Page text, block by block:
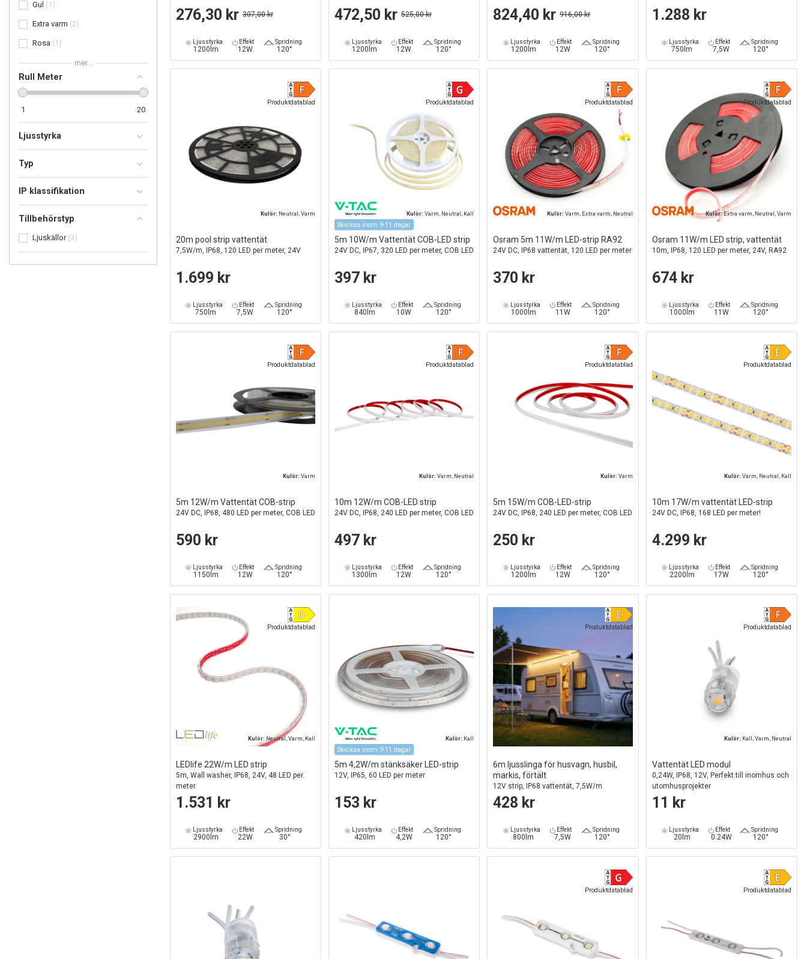
276,30 kr307,00 kr
Ljusstyrka
1200lm
Effekt
12W
Spridning
120°
472,50 kr525,00 kr
Ljusstyrka
1200lm
Effekt
12W
Spridning
120°
824,40 kr916,00 kr
Ljusstyrka
1200lm
Effekt
12W
Spridning
120°
1.288 kr
Ljusstyrka
750lm
Effekt
7,5W
Spridning
120°
Produktdatablad
Kulör: Neutral, Varm
20m pool strip vattentät
7,5W/m, IP68, 120 LED per meter, 24V
1.699 kr
Ljusstyrka
750lm
Effekt
7,5W
Spridning
120°
Produktdatablad
Kulör:Varm, Neutral, Kall
Skickas inom 9-11 dagar
5m 10W/m Vattentät COB-LED strip
24V DC, IP67, 320 LED per meter, COB LED
397 kr
Ljusstyrka
840lm
Effekt
10W
Spridning
120°
Produktdatablad
Kulör: Varm, Extra varm, Neutral
Osram 5m 11W/m LED-strip RA92
24V DC, IP68 vattentät, 120 LED per meter
370 kr
Ljusstyrka
1000lm
Effekt
11W
Spridning
120°
Produktdatablad
Kulör:Extra varm, Neutral, Varm
Osram 11W/m LED strip, vattentät
10m, IP68, 120 LED per meter, 24V, RA92
674 kr
Ljusstyrka
1000lm
Effekt
11W
Spridning
120°
Produktdatablad
Kulör:Varm
5m 12W/m Vattentät COB-strip
24V DC, IP68, 480 LED per meter, COB LED
590 kr
Ljusstyrka
1150lm
Effekt
12W
Spridning
120°
Produktdatablad
Kulör:Varm, Neutral
10m 12W/m COB-LED strip
24V DC, IP68, 240 LED per meter, COB LED
497 kr
Ljusstyrka
1300lm
Effekt
12W
Spridning
120°
Produktdatablad
Kulör: Varm
5m 15W/m COB-LED-strip
24V DC, IP68, 240 LED per meter, COB LED
250 kr
Ljusstyrka
1200lm
Effekt
12W
Spridning
120°
Produktdatablad
Kulör: Varm, Neutral, Kall
10m 17W/m vattentät LED-strip
24V DC, IP68, 168 LED per meter!
4.299 kr
Ljusstyrka
2200lm
Effekt
17W
Spridning
120°
Produktdatablad
Kulör: Neutral, Varm, Kall
LEDlife 22W/m LED strip
5m, Wall washer, IP68, 24V, 48 LED per.
meter
1.531 kr
Ljusstyrka
2900lm
Effekt
22W
Spridning
30°
Kulör: Kall
Skickas inom 9-11 dagar
5m 4,2W/m stänksäker LED-strip
12V, IP65, 60 LED per meter
153 kr
Ljusstyrka
420lm
Effekt
4,2W
Spridning
120°
Produktdatablad
Kulör: Varm
6m ljusslinga för husvagn, husbil,
markis, förtält
12V strip, IP68 vattentät, 7,5W/m
428 kr
Ljusstyrka
800lm
Effekt
7,5W
Spridning
120°
Produktdatablad
Kulör: Kall, Varm, Neutral
Vattentät LED modul
0,24W, IP68, 12V, Perfekt till inomhus och
utomhusprojekter
11 kr
Ljusstyrka
20lm
Effekt
0.24W
Spridning
120°
Produktdatablad Produktdatablad
Gul 1
Extra varm 2
Rosa 1
mer...
Rull Meter
1 20
Ljusstyrka
Typ
IP klassifikation
Tillbehörstyp
Ljuskällor 3